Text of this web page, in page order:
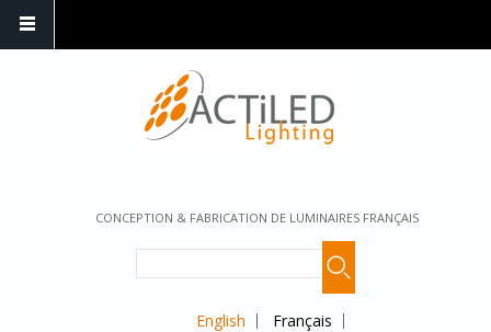
CONCEPTION & FABRICATION DE LUMINAIRES FRANÇAIS
English Français